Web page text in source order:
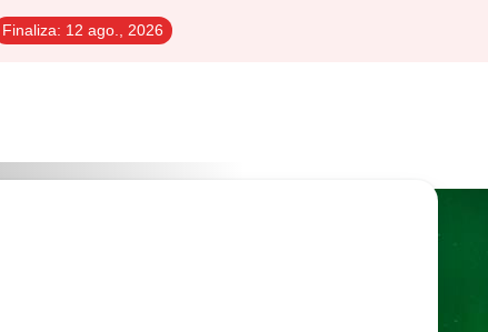
Finaliza: 12 ago., 2026